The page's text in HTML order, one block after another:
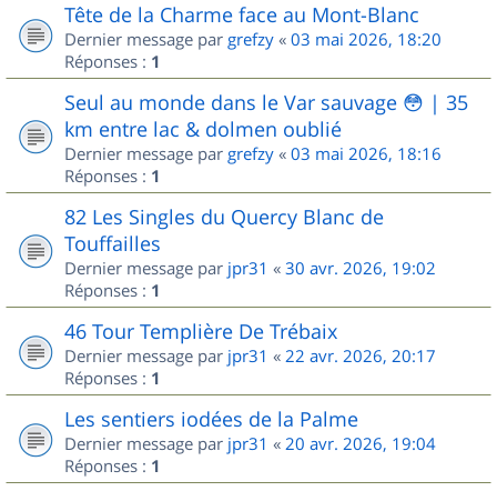
Tête de la Charme face au Mont-Blanc
Dernier message par grefzy « 03 mai 2026, 18:20
Réponses : 1
Seul au monde dans le Var sauvage 😳 | 35
km entre lac & dolmen oublié
Dernier message par grefzy « 03 mai 2026, 18:16
Réponses : 1
82 Les Singles du Quercy Blanc de
Touffailles
Dernier message par jpr31 « 30 avr. 2026, 19:02
Réponses : 1
46 Tour Templière De Trébaix
Dernier message par jpr31 « 22 avr. 2026, 20:17
Réponses : 1
Les sentiers iodées de la Palme
Dernier message par jpr31 « 20 avr. 2026, 19:04
Réponses : 1